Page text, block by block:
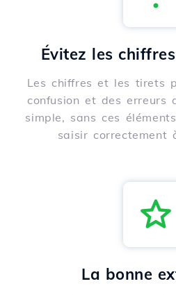
Évitez les
Les chiffres et les tirets
confusion et des erreurs
simple, sans ces
saisir correctement
La bonne